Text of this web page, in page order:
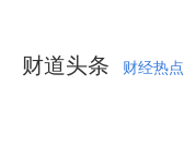
财道头条 财经热